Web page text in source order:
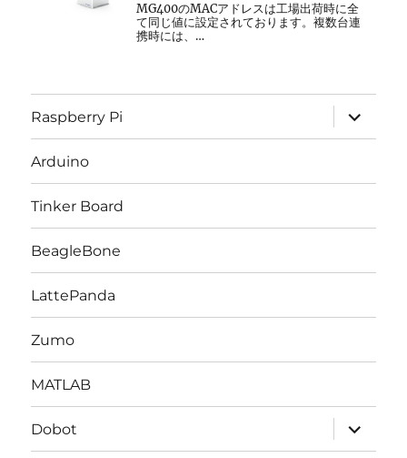
MG400のMACアドレスは工場出荷時に全
て同じ値に設定されております。複数台連
携時には、…
Raspberry Pi
サ
ブ
メ
ー
開
Arduino
Tinker Board
BeagleBone
LattePanda
Zumo
MATLAB
Dobot
サ
ブ
メ